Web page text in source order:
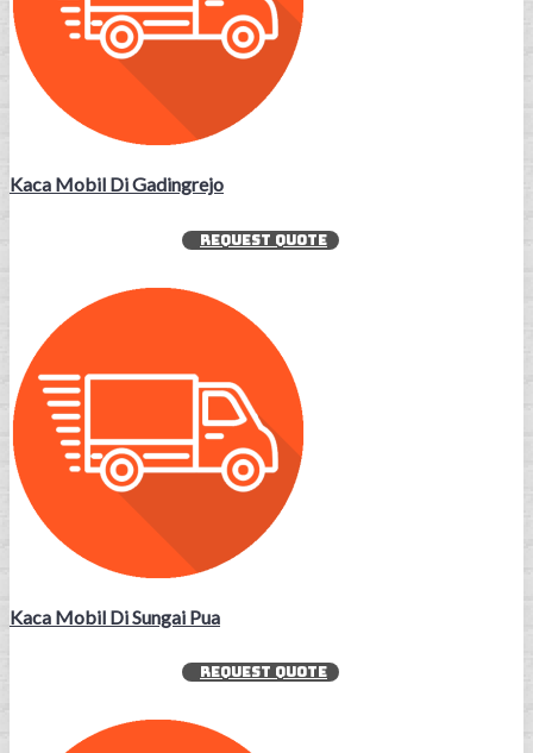
Kaca Mobil Di Gadingrejo
REQUEST QUOTE
Kaca Mobil Di Sungai Pua
REQUEST QUOTE